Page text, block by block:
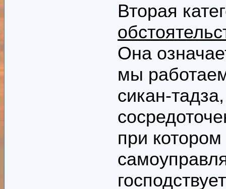
Вторая
Она
мы
сикан-
при